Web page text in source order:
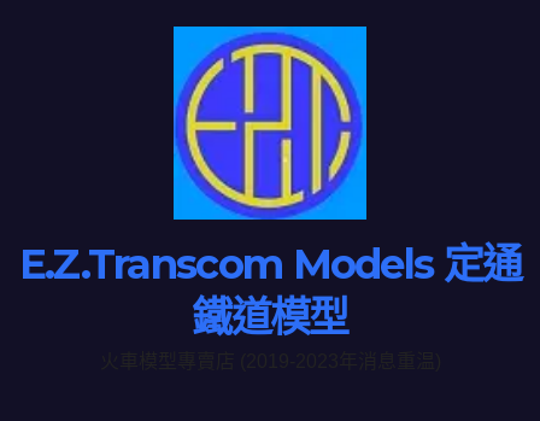
E.Z.Transcom Models 定通
鐵道模型